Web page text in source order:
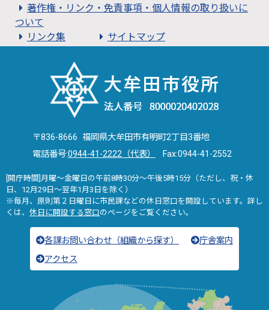
著作権・リンク・免責事項・個人情報の取り扱いに
ついて
リンク集
サイトマップ
〒836-8666 福岡県大牟田市有明町2丁目3番地
電話番号:0944-41-2222（代表） Fax:0944-41-2552
[開庁時間]月曜～金曜日の午前8時30分～午後5時15分（ただし、祝・休
日、12月29日～翌年1月3日を除く）
※毎月、原則第２日曜日に市民課などの休日窓口を開設しています。詳し
くは、 休日に開設する窓口のページをご覧ください。
各課お問い合わせ（組織から探す）
庁舎案内
アクセス